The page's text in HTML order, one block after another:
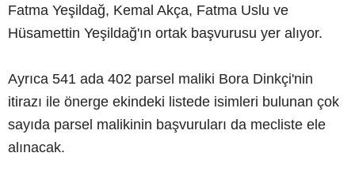
Fatma Yeşildağ, Kemal Akça, Fatma Uslu ve
Hüsamettin Yeşildağ'ın ortak başvurusu yer alıyor.
Ayrıca 541 ada 402 parsel maliki Bora Dinkçi'nin
itirazı ile önerge ekindeki listede isimleri bulunan çok
sayıda parsel malikinin başvuruları da mecliste ele
alınacak.